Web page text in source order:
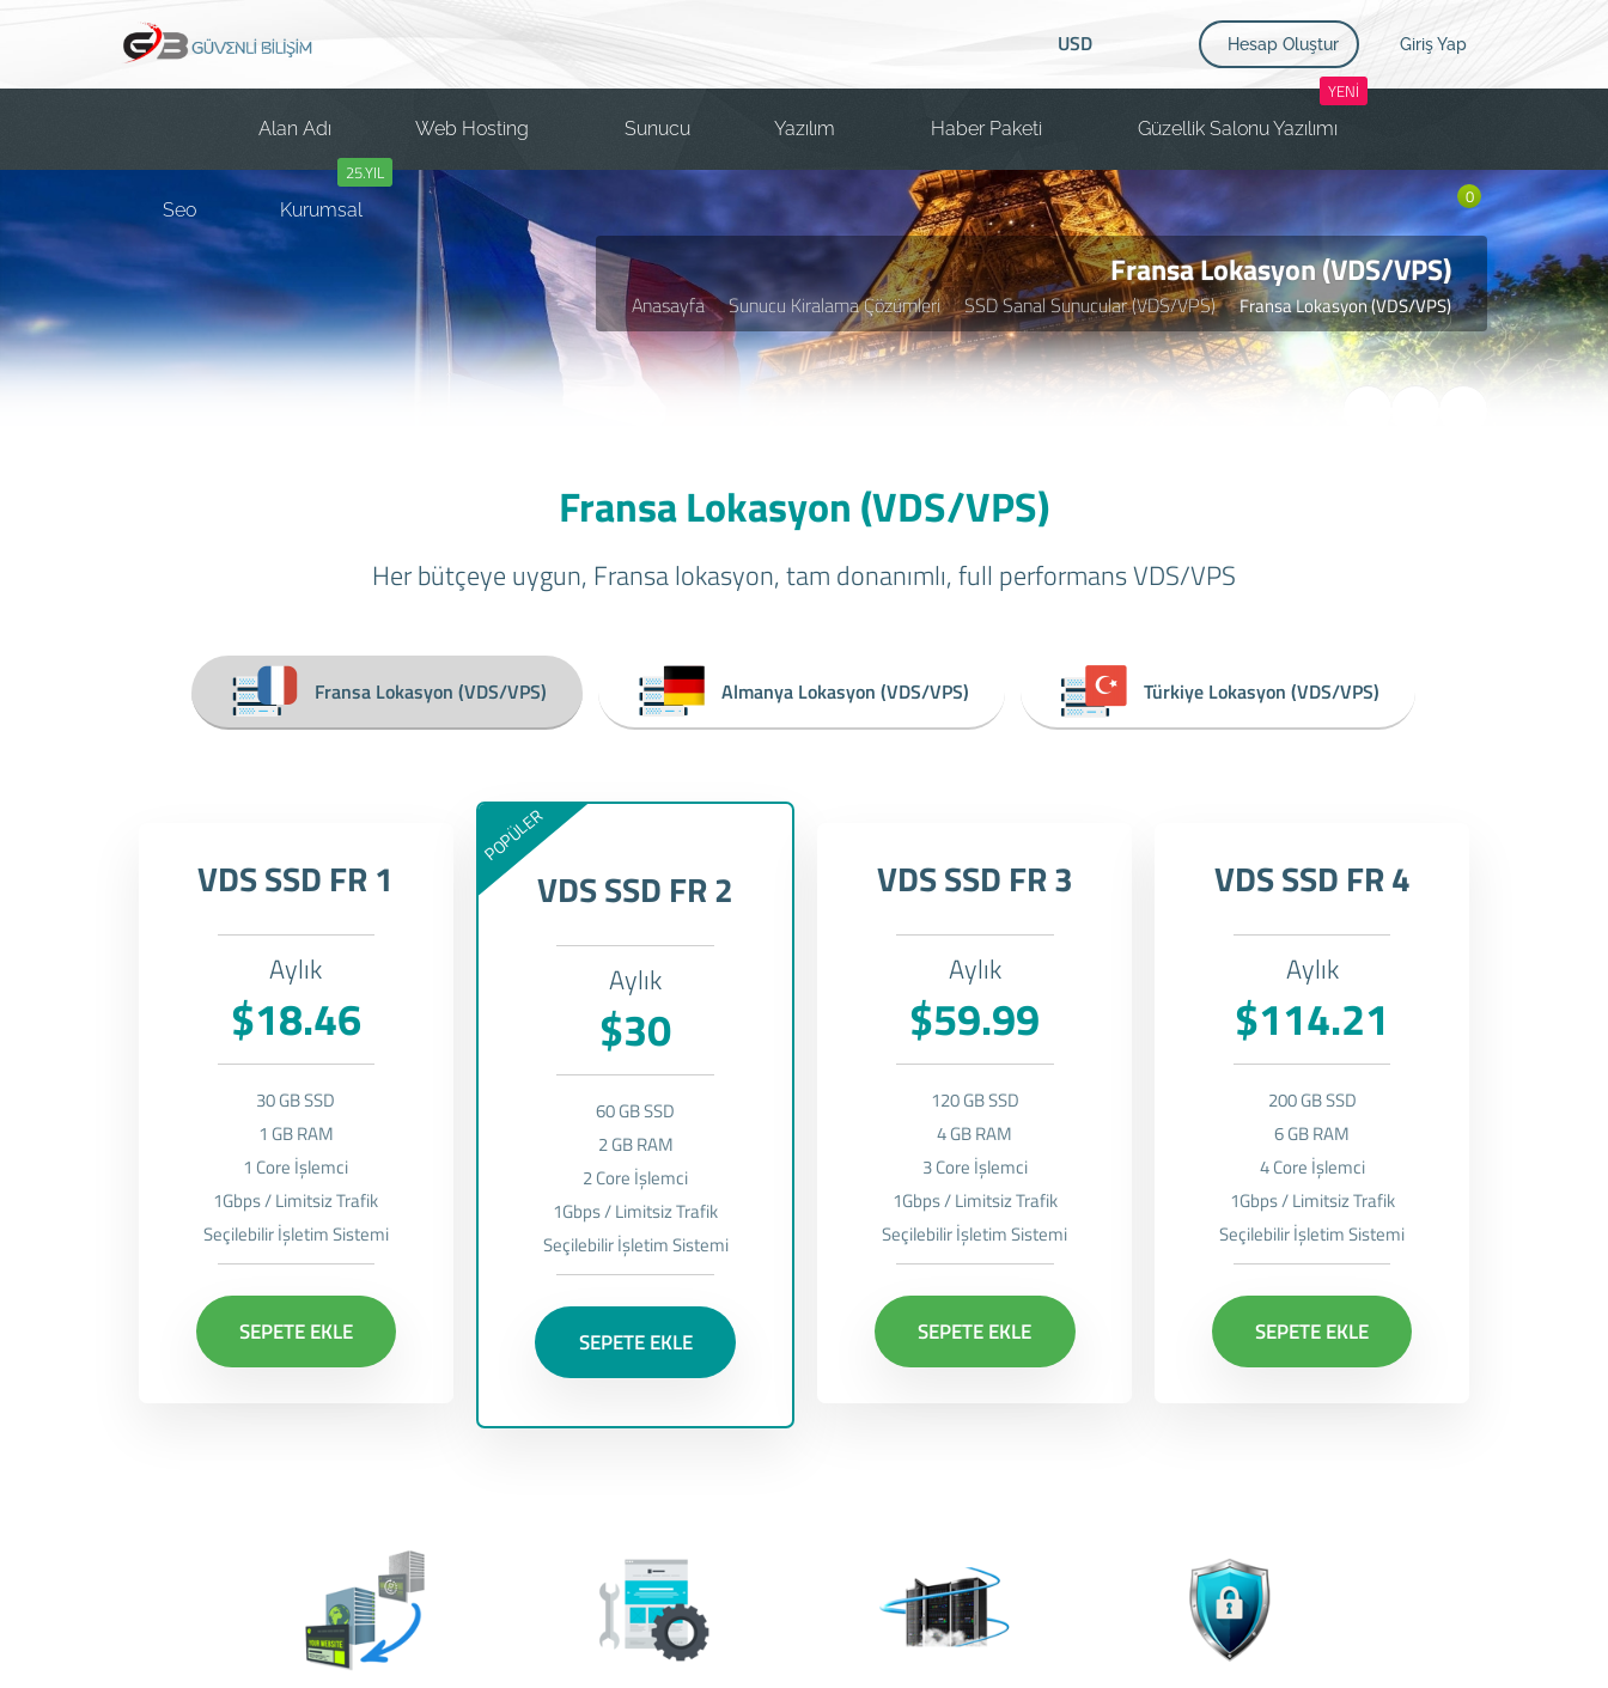
Giriş Yap
Hesap Oluştur
USD
Alan Adı Web Hosting Sunucu Yazılım Haber Paketi
YENİ
Güzellik Salonu Yazılımı
Seo
25.YIL
Kurumsal
0
Fransa Lokasyon (VDS/VPS)
Anasayfa Sunucu Kiralama Çözümleri SSD Sanal Sunucular (VDS/VPS) Fransa Lokasyon (VDS/VPS)
Fransa Lokasyon (VDS/VPS)
Her bütçeye uygun, Fransa lokasyon, tam donanımlı, full performans VDS/VPS
Fransa Lokasyon (VDS/VPS) Almanya Lokasyon (VDS/VPS) Türkiye Lokasyon (VDS/VPS)
VDS SSD FR 1
Aylık
$18.46
30 GB SSD
1 GB RAM
1 Core İşlemci
1Gbps / Limitsiz Trafik
Seçilebilir İşletim Sistemi
SEPETE EKLE
POPÜLER
VDS SSD FR 2
Aylık
$30
60 GB SSD
2 GB RAM
2 Core İşlemci
1Gbps / Limitsiz Trafik
Seçilebilir İşletim Sistemi
SEPETE EKLE
VDS SSD FR 3
Aylık
$59.99
120 GB SSD
4 GB RAM
3 Core İşlemci
1Gbps / Limitsiz Trafik
Seçilebilir İşletim Sistemi
SEPETE EKLE
VDS SSD FR 4
Aylık
$114.21
200 GB SSD
6 GB RAM
4 Core İşlemci
1Gbps / Limitsiz Trafik
Seçilebilir İşletim Sistemi
SEPETE EKLE